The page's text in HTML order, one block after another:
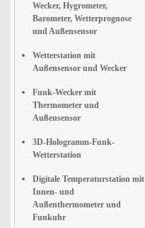
Wecker, Hygrometer,
Barometer, Wetterprognose
und Außensensor
Wetterstation mit
Außensensor und Wecker
Funk-Wecker mit
Thermometer und
Außensensor
3D-Hologramm-Funk-
Wetterstation
Digitale Temperaturstation mit
Innen- und
Außenthermometer und
Funkuhr